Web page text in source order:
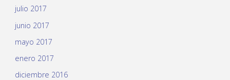
julio 2017
junio 2017
mayo 2017
enero 2017
diciembre 2016